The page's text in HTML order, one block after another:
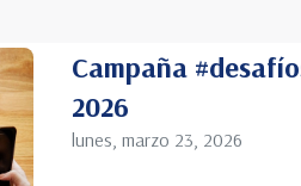
Campaña
2026
lunes, marzo 23, 2026